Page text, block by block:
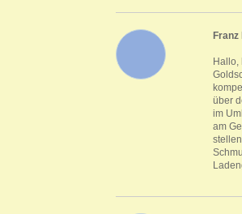
Franz
Hallo,
über
im
am